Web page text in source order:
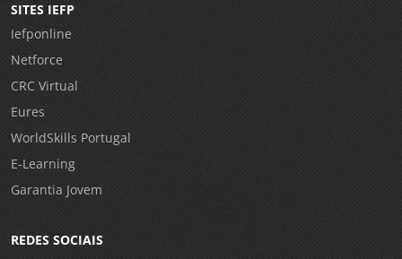
SITES IEFP
Iefponline
Netforce
CRC Virtual
Eures
WorldSkills Portugal
E-Learning
Garantia Jovem
REDES SOCIAIS